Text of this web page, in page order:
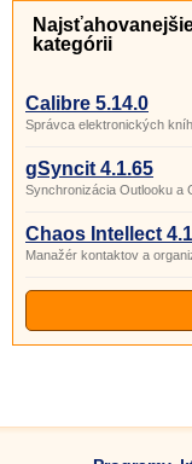
kategórii
Calibre 5.14.0
Správca elektronických kníh
gSyncit 4.1.65
Synchronizácia Outlooku a
Chaos Intellect
Manažér kontaktov a